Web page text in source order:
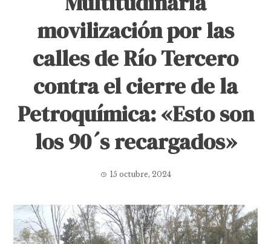
movilización por las
calles de Río Tercero
contra el cierre de la
Petroquímica: «Esto son
los 90´s recargados»
15 octubre, 2024